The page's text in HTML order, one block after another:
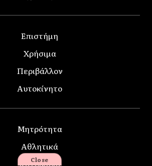
Επιστήμη
Χρήσιμα
Περιβάλλον
Αυτοκίνητο
Μητρότητα
Αθλητικά
Κατοικίδια
Close